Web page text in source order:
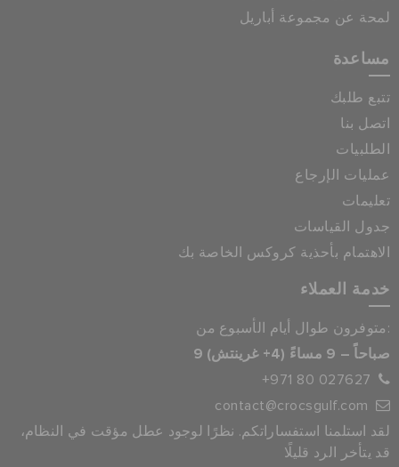
لمحة عن مجموعة أباريل
مساعدة
تتبع طلبك
اتصل بنا
الطلبيات
عمليات الإرجاع
تعليمات
جدول القياسات
الاهتمام بأحذية كروكس الخاصة بك
خدمة العملاء
متوفرون طوال أيام الأسبوع من:
9 صباحاً – 9 مساءً (4+ غرينتش)
+971 80 027627
contact@crocsgulf.com
لقد استلمنا استفساراتكم. نظرًا لوجود عطل مؤقت في النظام،
قد يتأخر الرد قليلًا